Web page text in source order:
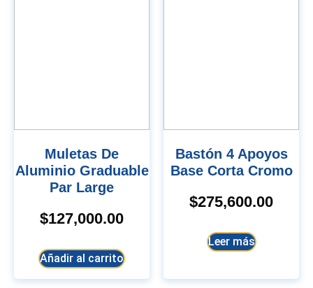
Muletas De
Aluminio Graduable
Par Large
$127,000.00
Añadir al carrito
Bastón 4 Apoyos
Base Corta Cromo
$275,600.00
Leer más